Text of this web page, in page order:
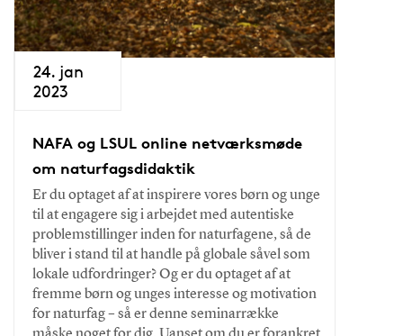
24. jan
2023
NAFA og LSUL online netværksmøde
om naturfagsdidaktik
Er du optaget af at inspirere vores børn og unge
til at engagere sig i arbejdet med autentiske
problemstillinger inden for naturfagene, så de
bliver i stand til at handle på globale såvel som
lokale udfordringer? Og er du optaget af at
fremme børn og unges interesse og motivation
for naturfag – så er denne seminarrække